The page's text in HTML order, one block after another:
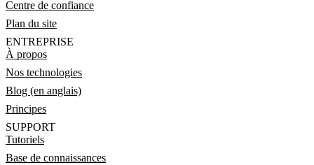
Centre de confiance
Plan du site
ENTREPRISE
À propos
Nos technologies
Blog (en anglais)
Principes
SUPPORT
Tutoriels
Base de connaissances